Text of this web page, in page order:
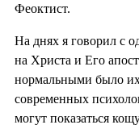
Феоктист.
На днях я говорил с
на Христа и Его
нормальными было
современных
могут показаться